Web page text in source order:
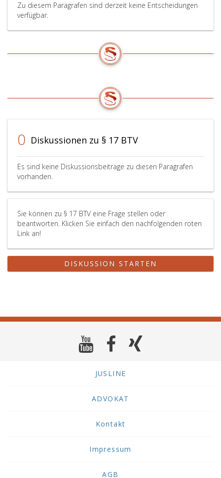
Zu diesem Paragrafen sind derzeit keine Entscheidungen
verfügbar.
0 Diskussionen zu § 17 BTV
Es sind keine Diskussionsbeiträge zu diesen Paragrafen
vorhanden.
Sie können zu § 17 BTV eine Frage stellen oder
beantworten. Klicken Sie einfach den nachfolgenden roten
Link an!
DISKUSSION STARTEN
JUSLINE
ADVOKAT
Kontakt
Impressum
AGB